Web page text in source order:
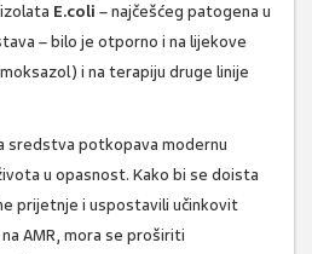
E.coli – najčešćeg patogena u
– bilo je otporno i na lijekove
i na terapiju druge linije
sredstva potkopava modernu
u opasnost. Kako bi se doista
prijetnje i uspostavili učinkovit
AMR, mora se proširiti